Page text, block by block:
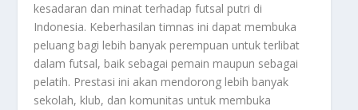
kesadaran dan minat terhadap futsal putri di
Indonesia. Keberhasilan timnas ini dapat membuka
peluang bagi lebih banyak perempuan untuk terlibat
dalam futsal, baik sebagai pemain maupun sebagai
pelatih. Prestasi ini akan mendorong lebih banyak
sekolah, klub, dan komunitas untuk membuka